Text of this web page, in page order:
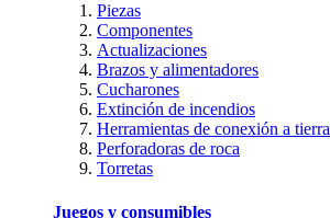
Piezas
Componentes
Actualizaciones
Brazos y alimentadores
Cucharones
Extinción de incendios
Herramientas de conexión a tierra
Perforadoras de roca
Torretas
Juegos y consumibles